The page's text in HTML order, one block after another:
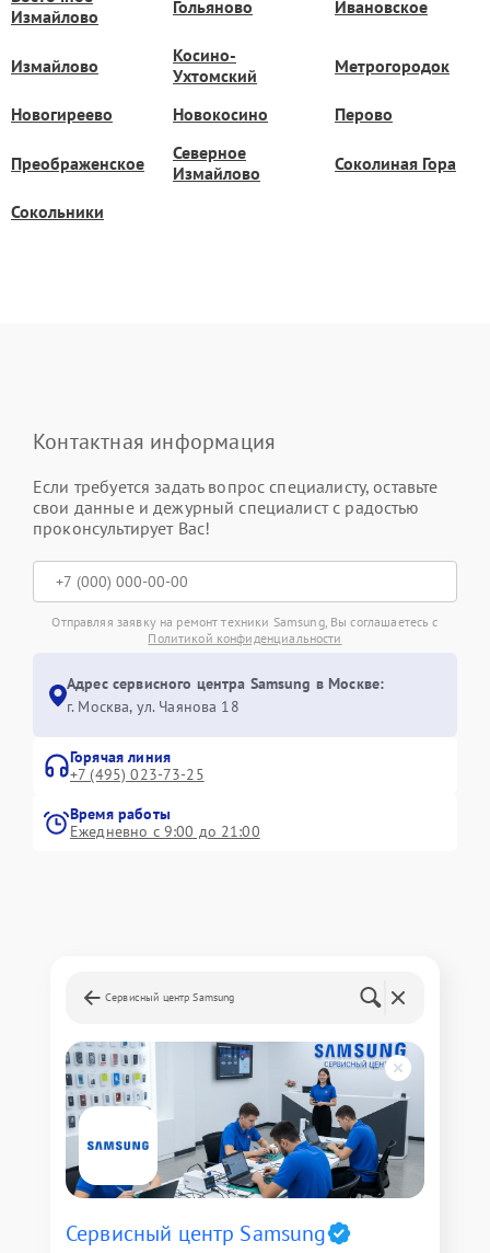
Измайлово
Гольяново Ивановское
Измайлово
Косино-
Ухтомский
Метрогородок
Новогиреево Новокосино Перово
Преображенское
Северное
Измайлово
Соколиная Гора
Сокольники
Контактная информация
Если требуется задать вопрос специалисту, оставьте
свои данные и дежурный специалист с радостью
проконсультирует Вас!
Отправляя заявку на ремонт техники Samsung, Вы соглашаетесь с
Политикой конфиденциальности
Адрес сервисного центра Samsung в Москве:
г. Москва, ул. Чаянова 18
Горячая линия
+7 (495) 023-73-25
Время работы
Ежедневно с 9:00 до 21:00
Сервисный центр Samsung
Сервисный центр Samsung